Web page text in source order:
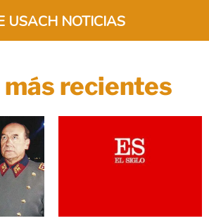
recientes
USACH NOTICIAS